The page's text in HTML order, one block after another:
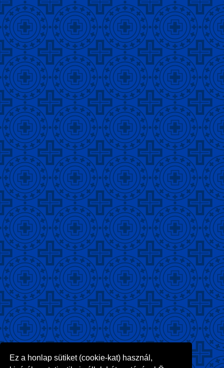
Ez a honlap sütiket (cookie-kat) használ,